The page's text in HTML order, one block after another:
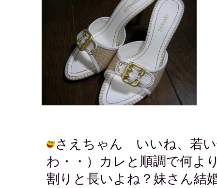
さえちゃん いいね、若い
わ・・）カレと順調で何よ
割りと長いよね？妹さん結